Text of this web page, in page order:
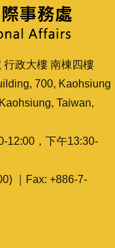
行政大樓 南棟四樓
700, Kaohsiung
Taiwan,
12:00，下午13:30-
｜Fax: +886-7-